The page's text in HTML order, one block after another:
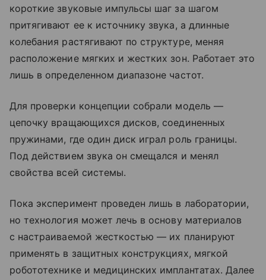
короткие звуковые импульсы шаг за шагом
притягивают ее к источнику звука, а длинные
колебания растягивают по структуре, меняя
расположение мягких и жестких зон. Работает это
лишь в определенном диапазоне частот.
Для проверки концепции собрали модель —
цепочку вращающихся дисков, соединенных
пружинами, где один диск играл роль границы.
Под действием звука он смещался и менял
свойства всей системы.
Пока эксперимент проведен лишь в лаборатории,
но технология может лечь в основу материалов
с настраиваемой жесткостью — их планируют
применять в защитных конструкциях, мягкой
робототехнике и медицинских имплантатах. Далее